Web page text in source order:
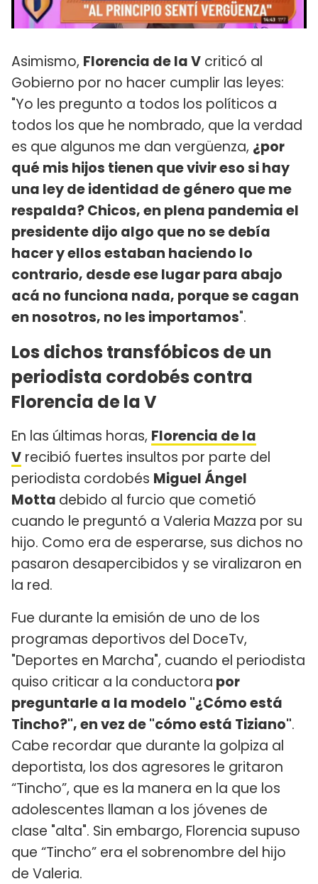
Asimismo, Florencia de la V criticó al
Gobierno por no hacer cumplir las leyes:
"Yo les pregunto a todos los políticos a
todos los que he nombrado, que la verdad
es que algunos me dan vergüenza, ¿por
qué mis hijos tienen que vivir eso si hay
una ley de identidad de género que me
respalda? Chicos, en plena pandemia el
presidente dijo algo que no se debía
hacer y ellos estaban haciendo lo
contrario, desde ese lugar para abajo
acá no funciona nada, porque se cagan
en nosotros, no les importamos".
Los dichos transfóbicos de un
periodista cordobés contra
Florencia de la V
En las últimas horas, Florencia de la
V recibió fuertes insultos por parte del
periodista cordobés Miguel Ángel
Motta debido al furcio que cometió
cuando le preguntó a Valeria Mazza por su
hijo. Como era de esperarse, sus dichos no
pasaron desapercibidos y se viralizaron en
la red.
Fue durante la emisión de uno de los
programas deportivos del DoceTv,
"Deportes en Marcha", cuando el periodista
quiso criticar a la conductora por
preguntarle a la modelo "¿Cómo está
Tincho?", en vez de "cómo está Tiziano".
Cabe recordar que durante la golpiza al
deportista, los dos agresores le gritaron
“Tincho”, que es la manera en la que los
adolescentes llaman a los jóvenes de
clase "alta". Sin embargo, Florencia supuso
que “Tincho” era el sobrenombre del hijo
de Valeria.